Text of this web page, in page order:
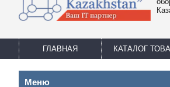
ГЛАВНАЯ КАТАЛОГ